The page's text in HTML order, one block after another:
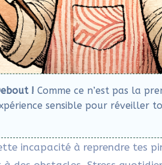
! Comme ce n’est pas la
sensible pour réveiller
incapacité à reprendre tes